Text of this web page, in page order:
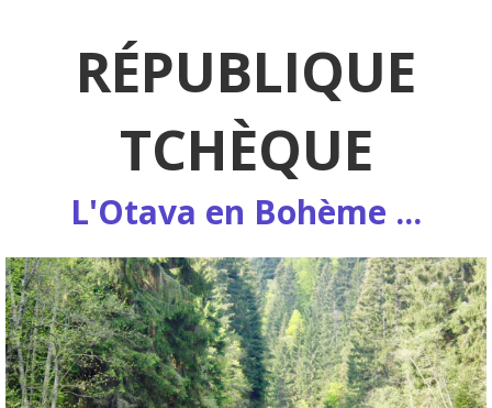
RÉPUBLIQUE
TCHÈQUE
L'Otava en Bohème ...